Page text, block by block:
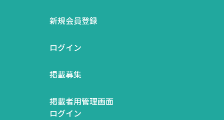
新規会員登録
ログイン
掲載募集
掲載者用管理画面
ログイン